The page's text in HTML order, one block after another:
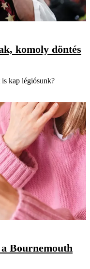
komoly döntés
is kap légiósunk?
Bournemouth